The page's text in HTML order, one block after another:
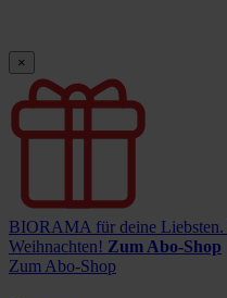
×
BIORAMA für deine Liebsten.
Weihnachten! Zum Abo-Shop
Zum Abo-Shop